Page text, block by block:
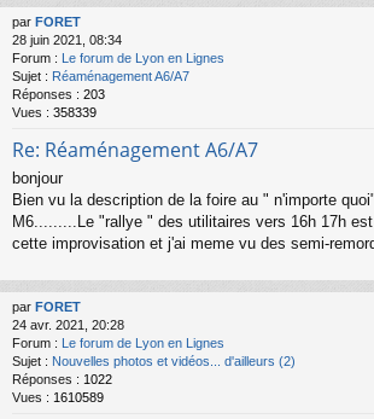
par FORET
28 juin 2021, 08:34
Forum : Le forum de Lyon en Lignes
Sujet : Réaménagement A6/A7
Réponses : 203
Vues : 358339
Re: Réaménagement A6/A7
bonjour
Bien vu la description de la foire au " n'importe
M6.........Le "rallye " des utilitaires vers 16h 17h
cette improvisation et j'ai meme vu des semi-
par FORET
24 avr. 2021, 20:28
Forum : Le forum de Lyon en Lignes
Sujet : Nouvelles photos et vidéos... d'ailleurs (2)
Réponses : 1022
Vues : 1610589